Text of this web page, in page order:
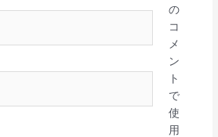
の
コ
メ
ン
ト
で
使
用